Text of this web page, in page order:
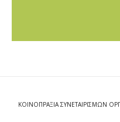
ΚΟΙΝΟΠΡΑΞΙΑ ΣΥΝΕΤΑΙΡΙΣΜΩΝ